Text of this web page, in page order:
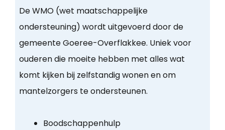
De WMO (wet maatschappelijke
ondersteuning) wordt uitgevoerd door de
gemeente Goeree-Overflakkee. Uniek voor
ouderen die moeite hebben met alles wat
komt kijken bij zelfstandig wonen en om
mantelzorgers te ondersteunen.
Boodschappenhulp